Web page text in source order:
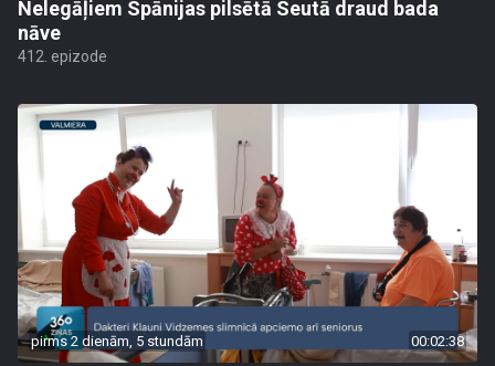
Nelegāļiem Spānijas pilsētā Seutā draud bada
nāve
412. epizode
pirms 2 dienām, 5 stundām 00:02:38